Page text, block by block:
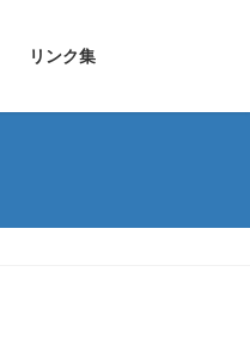
リンク集